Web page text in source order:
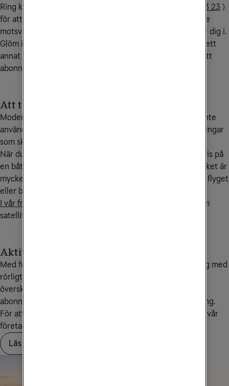
Ring kundservice på
+46 772 23 23 23 )
för att aktivera spärren. Samtalskostnaden till kundservice
motsvarar ett samtal till Sverige från det land du befinner dig i.
Glöm inte att sätta på dataroaming i din mobil när du är i ett
annat EU/EES-land för att kunna utnyttja mobilsurfen i ditt
abonnemang.
Att tänka på vid flyg- och båtresor
Moderna mobiler har kontakt med internet även när du inte
använder den, exempelvis för nedladdningar av uppdateringar
som sker i bakgrunden.
När du befinner dig helt utanför mobiltäckning, exempelvis på
en båt eller flygplan så sker då denna trafik via satellit, vilket är
mycket kostsamt. Slå därför av mobildata innan du går på flyget
eller båten.
I vår frågelista på denna sida
hittar du mer information om
satellitsamtal.
Aktivera Saldotak
Med funktionen Saldotak kan du som har ett abonnemang med
rörligt pris sätta en spärr vid ett belopp som inte får
överskridas. När saldotaket är uppnått spärras ditt
abonnemang samt eventuella gratistjänster för användning.
För att aktivera, ändra eller ta bort saldotak kontaktar du vår
företagskundservice på
Läs mer om Saldotak